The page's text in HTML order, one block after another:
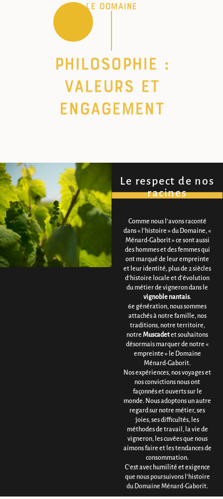
Le domaine
Philosophie :
Valeurs et
engagement
Le respect de nos
racines
Comme nous l’avons raconté
dans « l’histoire » du Domaine, «
Ménard-Gaborit » ce sont aussi
des hommes et des femmes qui
ont marqué de leur empreinte
et leur identité, plus de 2 siècles
d’histoire locale et d’évolution
du métier de vigneron dans le
vignoble nantais.
6e génération, nous sommes
attachés à notre famille, nos
traditions, notre territoire,
notre Muscadetet souhaitons
désormais marquer de notre «
empreinte » le Domaine
Ménard-Gaborit.
Nos expériences, nos voyages et
nos convictions nous ont
façonnés et ouverts sur le
monde. Nous adoptons un autre
regard sur notre métier, ses
joies, ses difficultés, les
méthodes de travail, la vie de
vigneron, les cuvées que nous
aimons faire et les tendances de
consommation.
C’est avec humilité et exigence
que nous poursuivons l’histoire
du Domaine Ménard-Gaborit.